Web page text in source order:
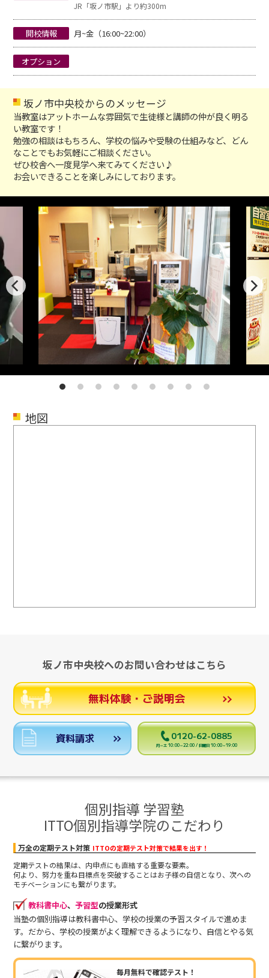
JR「坂ノ市駅」より約300m
開校情報 月~金（16:00~22:00）
オプション
坂ノ市中央校からのメッセージ
当教室はアットホームな雰囲気で生徒様と講師の仲が良く明る
い教室です！
勉強の相談はもちろん、学校の悩みや受験の仕組みなど、どん
なことでもお気軽にご相談ください。
ぜひ校舎へ一度見学へ来てみてください♪
お会いできることを楽しみにしております。
地図
坂ノ市中央校へのお問い合わせはこちら
無料体験・ご説明会
資料請求 0120-62-0885
月～土 10:00～22:00 / 日曜日 10:00～19:00
個別指導 学習塾
ITTO個別指導学院のこだわり
万全の定期テスト対策 ITTOの定期テスト対策で結果を出す！
定期テストの結果は、内申点にも直結する重要な要素。
何より、努力を重ね目標点を突破することはお子様の自信となり、次への
モチベーションにも繋がります。
教科書中心、 予習型の授業形式
当塾の個別指導は教科書中心、学校の授業の予習スタイルで進めま
す。だから、学校の授業がよく理解できるようになり、自信とやる気
に繋がります。
毎月無料で確認テスト！